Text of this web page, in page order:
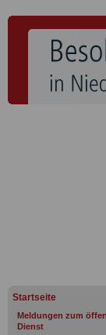
Startseite
Meldungen zum
Dienst